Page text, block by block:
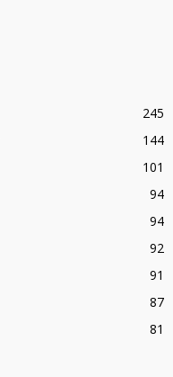
245
144
101
94
94
92
91
87
81